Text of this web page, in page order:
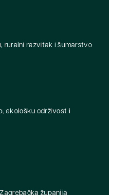
ruralni razvitak i šumarstvo
ekološku održivost i
županija